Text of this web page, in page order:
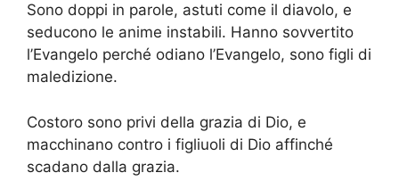
Sono doppi in parole, astuti come il diavolo, e
seducono le anime instabili. Hanno sovvertito
l’Evangelo perché odiano l’Evangelo, sono figli di
maledizione.
Costoro sono privi della grazia di Dio, e
macchinano contro i figliuoli di Dio affinché
scadano dalla grazia.